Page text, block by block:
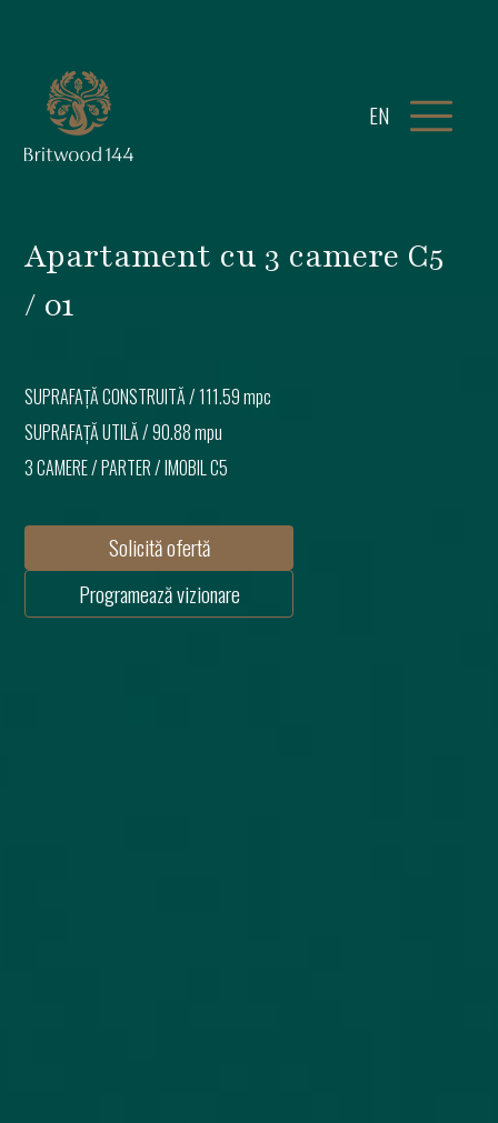
EN
Apartament cu 3 camere C5
/ 01
SUPRAFAȚĂ CONSTRUITĂ /111.59 mpc
SUPRAFAȚĂ UTILĂ /90.88 mpu
3 CAMERE/PARTER/ IMOBIL C5
Solicită ofertă
Programează vizionare